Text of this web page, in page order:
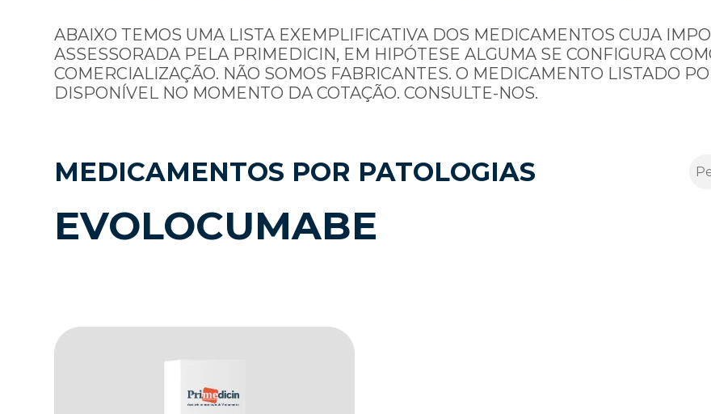
ABAIXO TEMOS UMA LISTA EXEMPLIFICATIVA DOS MEDICAMENTOS CUJA
ASSESSORADA PELA PRIMEDICIN, EM HIPÓTESE ALGUMA SE CONFIGURA
COMERCIALIZAÇÃO. NÃO SOMOS FABRICANTES. O MEDICAMENTO LISTADO
DISPONÍVEL NO MOMENTO DA COTAÇÃO. CONSULTE-NOS.
MEDICAMENTOS POR PATOLOGIAS
EVOLOCUMABE